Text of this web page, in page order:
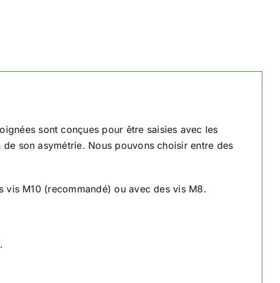
sont conçues pour être saisies avec les
son asymétrie. Nous pouvons choisir entre des
vis M10 (recommandé) ou avec des vis M8.
.